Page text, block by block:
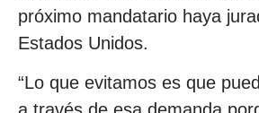
próximo mandatario haya
Estados Unidos.
“Lo que evitamos es que